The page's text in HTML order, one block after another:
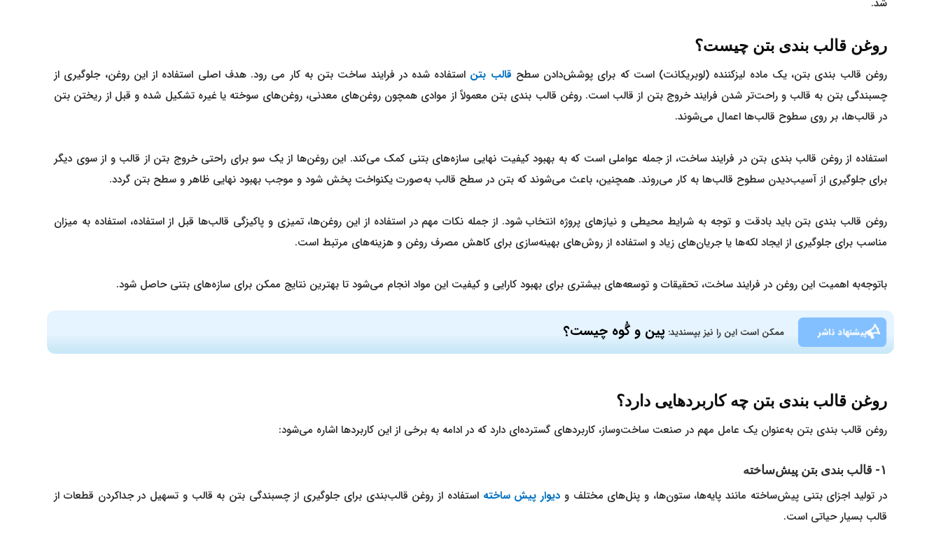
روغن قالب بندی بتن چیست؟
روغن قالب بندی بتن، یک ماده لیزکننده (لوبریکانت) است که برای پوشش‌دادن سطح قالب بتن استفاده شده در فرایند ساخت بتن به کار می رود. هدف اصلی استفاده از این روغن، جلوگیری از
چسبندگی بتن به قالب و راحت‌تر شدن فرایند خروج بتن از قالب است. روغن قالب بندی بتن معمولاً از موادی همچون روغن‌های معدنی، روغن‌های سوخته یا غیره تشکیل شده و قبل از ریختن بتن
در قالب‌ها، بر روی سطوح قالب‌ها اعمال می‌شوند.
استفاده از روغن قالب بندی بتن در فرایند ساخت، از جمله عواملی است که به بهبود کیفیت نهایی سازه‌های بتنی کمک می‌کند. این روغن‌ها از یک سو برای راحتی خروج بتن از قالب و از سوی دیگر
برای جلوگیری از آسیب‌دیدن سطوح قالب‌ها به کار می‌روند. همچنین، باعث می‌شوند که بتن در سطح قالب به‌صورت یکنواخت پخش شود و موجب بهبود نهایی ظاهر و سطح بتن گردد.
روغن قالب بندی بتن باید بادقت و توجه به شرایط محیطی و نیازهای پروژه انتخاب شود. از جمله نکات مهم در استفاده از این روغن‌ها، تمیزی و پاکیزگی قالب‌ها قبل از استفاده، استفاده به میزان
مناسب برای جلوگیری از ایجاد لکه‌ها یا جریان‌های زیاد و استفاده از روش‌های بهینه‌سازی برای کاهش مصرف روغن و هزینه‌های مرتبط است.
باتوجه‌به اهمیت این روغن در فرایند ساخت، تحقیقات و توسعه‌های بیشتری برای بهبود کارایی و کیفیت این مواد انجام می‌شود تا بهترین نتایج ممکن برای سازه‌های بتنی حاصل شود.
پیشنهاد ناشر ممکن است این را نیز بپسندید: پین و گُوه چیست؟
روغن قالب بندی بتن چه کاربردهایی دارد؟
روغن قالب بندی بتن به‌عنوان یک عامل مهم در صنعت ساخت‌وساز، کاربردهای گسترده‌ای دارد که در ادامه به برخی از این کاربردها اشاره می‌شود:
۱- قالب بندی بتن پیش‌ساخته
در تولید اجزای بتنی پیش‌ساخته مانند پایه‌ها، ستون‌ها، و پنل‌های مختلف و دیوار پیش ساخته استفاده از روغن قالب‌بندی برای جلوگیری از چسبندگی بتن به قالب و تسهیل در جداکردن قطعات از
قالب بسیار حیاتی است.